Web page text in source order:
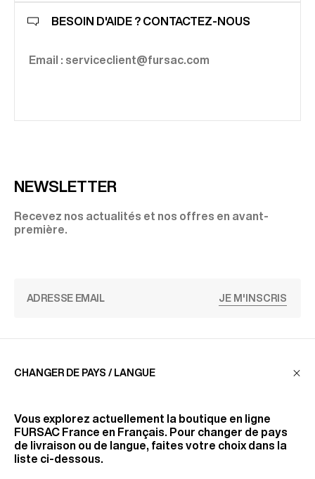
BESOIN D'AIDE ? CONTACTEZ-NOUS
Email : serviceclient@fursac.com
NEWSLETTER
Recevez nos actualités et nos offres en avant-
première.
JE M'INSCRIS
LA MAISON
RETROUVEZ-NOUS
CHANGER DE PAYS / LANGUE
Vous explorez actuellement la boutique en ligne
FURSAC France en Français. Pour changer de pays
de livraison ou de langue, faites votre choix dans la
liste ci-dessous.